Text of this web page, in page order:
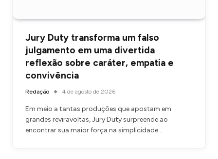
Jury Duty transforma um falso
julgamento em uma divertida
reflexão sobre caráter, empatia e
convivência
Redação 4 de agosto de 2026
Em meio a tantas produções que apostam em
grandes reviravoltas, Jury Duty surpreende ao
encontrar sua maior força na simplicidade…